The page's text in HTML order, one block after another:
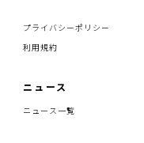
プライバシーポリシー
利用規約
ニュース
ニュース一覧